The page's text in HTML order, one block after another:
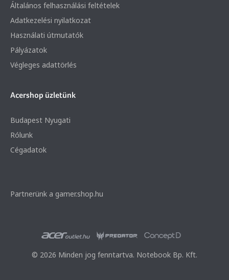
Általános felhasználási feltételek
Adatkezelési nyilatkozat
Használati útmutatók
Pályázatok
Végleges adattörlés
Acershop üzletünk
Budapest Nyugati
Rólunk
Cégadatok
Partnerünk a gamer.shop.hu
© 2026 Minden jog fenntartva. Notebook Bp. Kft.